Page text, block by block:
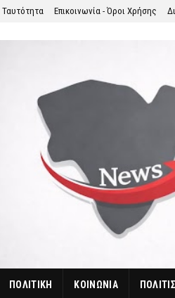
Ταυτότητα Επικοινωνία - Όροι Χρήσης
ΠΟΛΙΤΙΚΗ ΚΟΙΝΩΝΙΑ